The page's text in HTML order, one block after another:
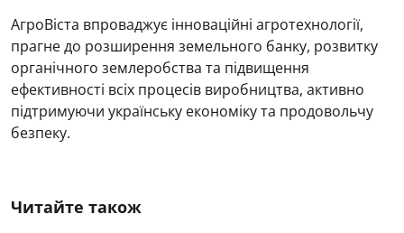
АгроВіста впроваджує інноваційні агротехнології,
прагне до розширення земельного банку, розвитку
органічного землеробства та підвищення
ефективності всіх процесів виробництва, активно
підтримуючи українську економіку та продовольчу
безпеку.
Читайте також